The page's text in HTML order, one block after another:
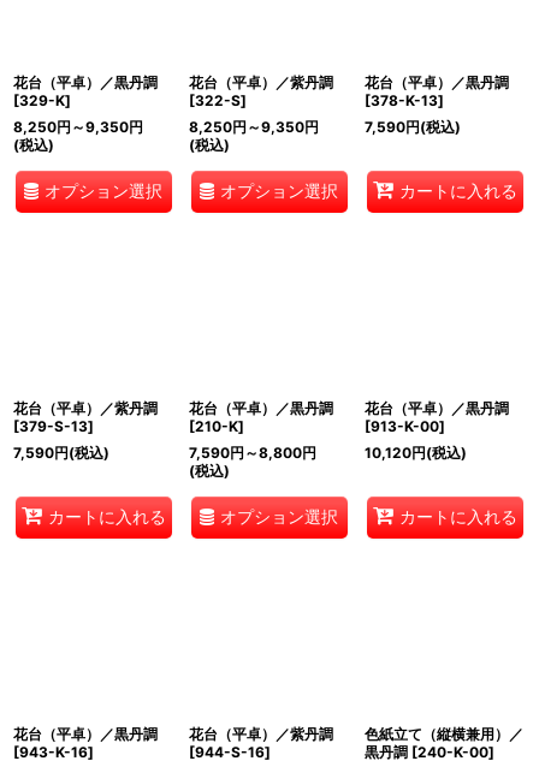
花台（平卓）／黒丹調
[329-K]
8,250円 ～9,350円
(税込)
オプション選択
花台（平卓）／紫丹調
[322-S]
8,250円 ～9,350円
(税込)
オプション選択
花台（平卓）／黒丹調
[378-K-13]
7,590円(税込)
カートに入れる
花台（平卓）／紫丹調
[379-S-13]
7,590円(税込)
カートに入れる
花台（平卓）／黒丹調
[210-K]
7,590円 ～8,800円
(税込)
オプション選択
花台（平卓）／黒丹調
[913-K-00]
10,120円(税込)
カートに入れる
花台（平卓）／黒丹調
[943-K-16]
花台（平卓）／紫丹調
[944-S-16]
色紙立て（縦横兼用）／
黒丹調 [240-K-00]